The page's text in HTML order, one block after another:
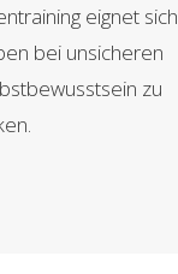
eignet sich
bei unsicheren
zu